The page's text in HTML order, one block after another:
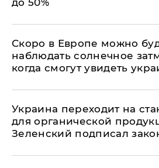
до 50%
Скоро в Европе можно
наблюдать солнечное
когда смогут увидеть
Украина переходит на
для органической
Зеленский подписал